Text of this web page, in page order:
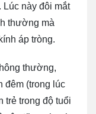
Lúc này đôi mắt
thường mà
áp tròng.
thường,
đêm (trong lúc
trẻ trong độ tuổi